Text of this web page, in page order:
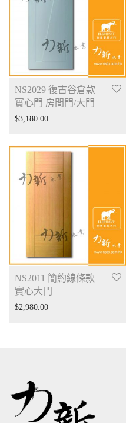
NS2029 復古谷倉款
實心門 房間門/大門
$3,180.00
NS2011 簡約線條款
實心大門
$2,980.00